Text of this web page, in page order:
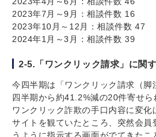
2023年7月～9月：相談件数 16
2023年10月～12月：相談件数 47
2024年1月～3月：相談件数 39
2-5.「ワンクリック請求」に関
今四半期は「ワンクリック請求（
四半期から約41.2%減の20件寄せら
ワンクリック詐欺の手口内容に変化
サイトを観ていたところ、突然会